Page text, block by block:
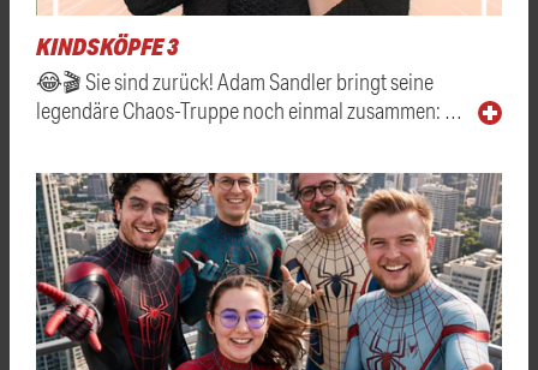
KINDSKÖPFE 3
😂🎬 Sie sind zurück! Adam Sandler bringt seine
legendäre Chaos-Truppe noch einmal zusammen: …